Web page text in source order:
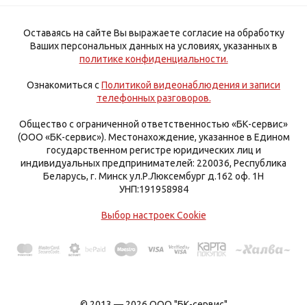
Оставаясь на сайте Вы выражаете согласие на обработку
Ваших персональных данных на условиях, указанных в
политике конфиденциальности.
Ознакомиться с Политикой видеонаблюдения и записи
телефонных разговоров.
Общество с ограниченной ответственностью «БК-сервис»
(ООО «БК-сервис»). Местонахождение, указанное в Едином
государственном регистре юридических лиц и
индивидуальных предпринимателей: 220036, Республика
Беларусь, г. Минск ул.Р.Люксембург д.162 оф. 1Н
УНП:191958984
Выбор настроек Cookie